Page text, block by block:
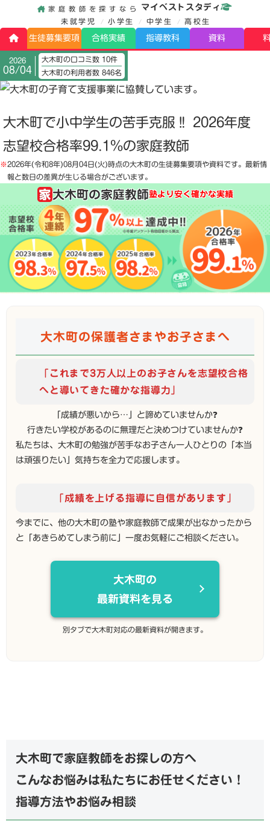
家庭教師を探すなら マイベストスタディ
未就学児 小学生 中学生 高校生
生徒募集要項 合格実績 指導教科 資料
2026
08/04
大木町の口コミ数 10件
大木町の利用者数 846名
大木町で小中学生の苦手克服‼️ 2026年度
志望校合格率99.1%の家庭教師
※2026年(令和8年)08月04日(火)時点の大木町の生徒募集要項や資料です。最新情
報と数日の差異が生じる場合がございます。
大木町の家庭教師塾より安く確かな実績
大木町の保護者さまやお子さまへ
「これまで3万人以上のお子さんを志望校合格
へと導いてきた確かな指導力」
「成績が悪いから…」と諦めていませんか❓
行きたい学校があるのに無理だと決めつけていませんか❓
私たちは、大木町の勉強が苦手なお子さん一人ひとりの「本当
は頑張りたい」気持ちを全力で応援します。
「成績を上げる指導に自信があります」
今までに、他の大木町の塾や家庭教師で成果が出なかったから
と「あきらめてしまう前に」一度お気軽にご相談ください。
大木町の
最新資料を見る
別タブで大木町対応の最新資料が開きます。
大木町で家庭教師をお探しの方へ
こんなお悩みは私たちにお任せください！
指導方法やお悩み相談